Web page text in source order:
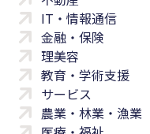
IT・情報通信
金融・保険
理美容
教育・学術支援
サービス
農業・林業・漁業